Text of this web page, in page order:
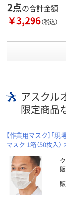
2点の合計金額
￥3,296（税込）
アスクル
限定商品
【作業用マスク】「
マスク 1箱（50枚入）